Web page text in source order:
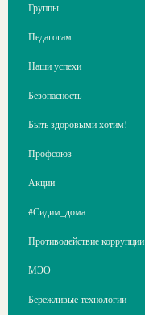
Группы
Педагогам
Наши успехи
Безопасность
Быть здоровыми хотим!
Профсоюз
Акции
#Сидим_дома
Противодействие коррупции
МЭО
Бережливые технологии